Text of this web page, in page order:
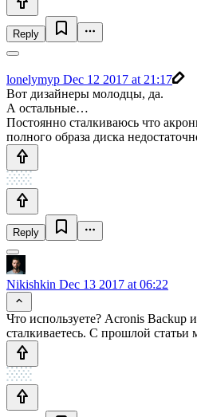
Reply
lonelymyp Dec 12 2017 at 21:17
Вот дизайнеры молодцы, да.
А остальные…
Постоянно сталкиваюсь что
полного образа диска
Reply
Nikishkin Dec 13 2017 at 06:22
Что используете? Acronis
сталкиваетесь. С прошлой